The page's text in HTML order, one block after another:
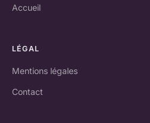
Accueil
LÉGAL
Mentions légales
Contact